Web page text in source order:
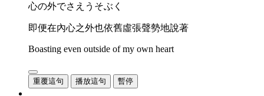
心の外でさえうそぶく
即便在內心之外也依舊虛張聲勢地說著
Boasting even outside of my own heart
重覆這句 播放這句 暫停